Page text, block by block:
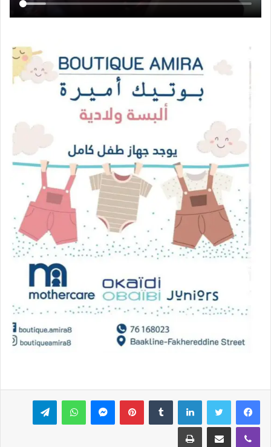
فيسبوك تويتر لينكدإن بينتيريستماسنجر واتساب تيلقرام
ڤايبر مشاركة عبر البريد طباعة